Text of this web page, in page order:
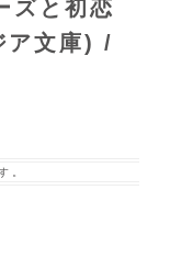
ズと初恋
ア文庫) /
。